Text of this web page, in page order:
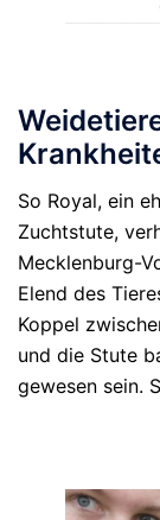
So Royal, ein
Zuchtstute,
Mecklenburg-
Elend des
Koppel
und die Stute
gewesen sein.